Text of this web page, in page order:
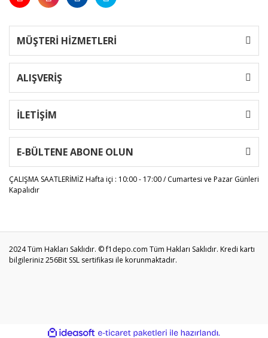
MÜŞTERİ HİZMETLERİ
ALIŞVERİŞ
İLETİŞİM
E-BÜLTENE ABONE OLUN
ÇALIŞMA SAATLERİMİZHafta içi : 10:00 - 17:00 / Cumartesi ve Pazar Günleri
Kapalıdır
2024 Tüm Hakları Saklıdır. © f1depo.com Tüm Hakları Saklıdır. Kredi kartı
bilgileriniz 256Bit SSL sertifikası ile korunmaktadır.
ideasoft e-